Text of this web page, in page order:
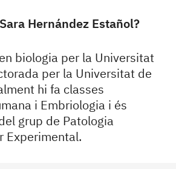
Hernández Estañol?
biologia per la Universitat
per la Universitat de
hi fa classes
i Embriologia i és
grup de Patologia
Experimental.